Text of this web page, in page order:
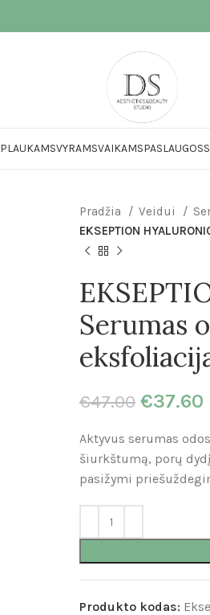
PLAUKAMSVYRAMSVAIKAMSPASLAUGOS
Pradžia Veidui
EKSEPTION
Serumas
€47.00 €37.60
Aktyvus serumas
šiurkštumą, porų
pasižymi
Produkto kodas: